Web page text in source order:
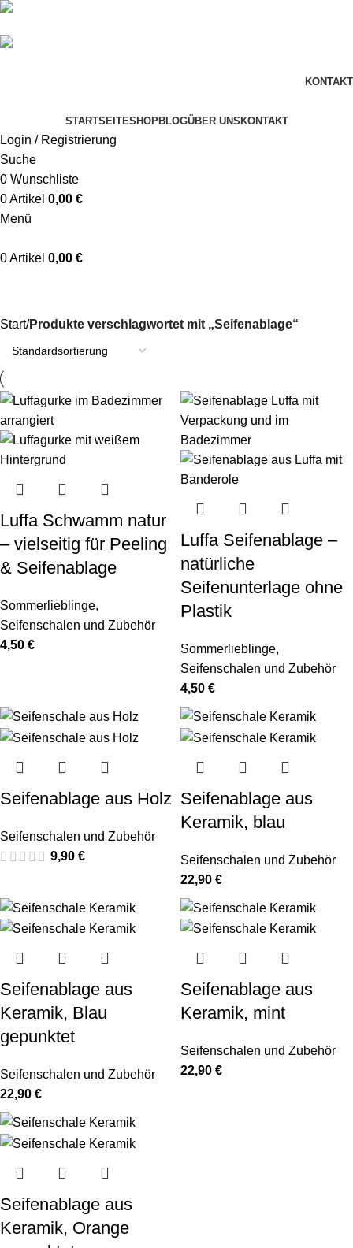
KONTAKT
STARTSEITESHOPBLOGÜBER UNS KONTAKT
Login / Registrierung
Suche
0 Wunschliste
0Artikel 0,00 €
Menü
0Artikel 0,00 €
Start Produkte verschlagwortet mit „Seifenablage“
Luffa Schwamm natur
– vielseitig für Peeling
& Seifenablage
Sommerlieblinge,
Seifenschalen und Zubehör
4,50 €
Luffa Seifenablage –
natürliche
Seifenunterlage ohne
Plastik
Sommerlieblinge,
Seifenschalen und Zubehör
4,50 €
Seifenablage aus Holz
Seifenschalen und Zubehör
9,90 €
Seifenablage aus
Keramik, blau
Seifenschalen und Zubehör
22,90 €
Seifenablage aus
Keramik, Blau
gepunktet
Seifenschalen und Zubehör
22,90 €
Seifenablage aus
Keramik, mint
Seifenschalen und Zubehör
22,90 €
Seifenablage aus
Keramik, Orange